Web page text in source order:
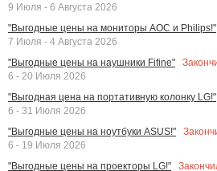
9 Июля - 6 Августа 2026
"Выгодные цены на мониторы AOC и Philips!"
7 Июля - 4 Августа 2026
"Выгодные цены на наушники Fifine"
6 - 20 Июля 2026
"Выгодная цена на портативную колонку LG!"
6 - 31 Июля 2026
"Выгодные цены на ноутбуки ASUS!"
6 - 19 Июля 2026
"Выгодные цены на проекторы LG!"